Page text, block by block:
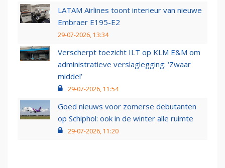
LATAM Airlines toont interieur van nieuwe
Embraer E195-E2
29-07-2026, 13:34
Verscherpt toezicht ILT op KLM E&M om
administratieve verslaglegging: ‘Zwaar
middel’
29-07-2026, 11:54
Goed nieuws voor zomerse debutanten
op Schiphol: ook in de winter alle ruimte
29-07-2026, 11:20